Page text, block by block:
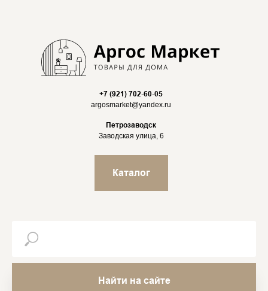
+7 (921) 702-60-05
argosmarket@yandex.ru
Петрозаводск
Заводская улица, 6
Каталог
Найти на сайте